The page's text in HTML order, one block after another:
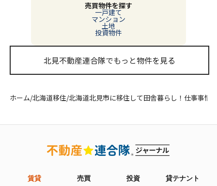
売買物件を探す
一戸建て
マンション
土地
投資物件
北見不動産連合隊でもっと物件を見る
ホーム/北海道移住/北海道北見市に移住して田舎暮らし！仕事事情
賃貸 売買 投資 貸テナント